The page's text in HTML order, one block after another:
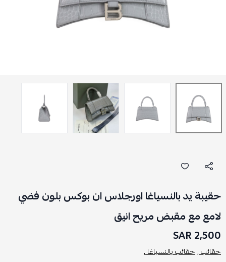
حقيبة يد بالنسياغا اورجلاس ان بوكس بلون فضي
لامع مع مقبض مريح انيق
2,500 SAR
حقائب ,حقائب بالنسياغا ,